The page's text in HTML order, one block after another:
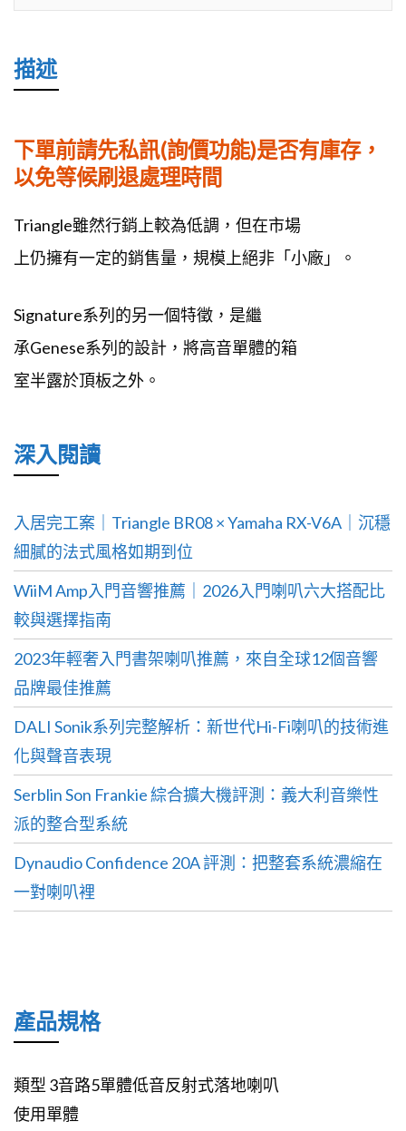
量
描述
下單前請先私訊(詢價功能)是否有庫存，
以免等候刷退處理時間
Triangle雖然行銷上較為低調，但在市場
上仍擁有一定的銷售量，規模上絕非「小廠」。
Signature系列的另一個特徵，是繼
承Genese系列的設計，將高音單體的箱
室半露於頂板之外。
深入閱讀
入居完工案｜Triangle BR08 × Yamaha RX-V6A｜沉穩
細膩的法式風格如期到位
WiiM Amp入門音響推薦｜2026入門喇叭六大搭配比
較與選擇指南
2023年輕奢入門書架喇叭推薦，來自全球12個音響
品牌最佳推薦
DALI Sonik系列完整解析：新世代Hi-Fi喇叭的技術進
化與聲音表現
Serblin Son Frankie 綜合擴大機評測：義大利音樂性
派的整合型系統
Dynaudio Confidence 20A 評測：把整套系統濃縮在
一對喇叭裡
產品規格
類型 3音路5單體低音反射式落地喇叭
使用單體